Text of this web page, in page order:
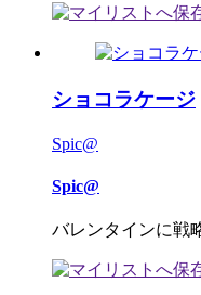
ショコラケージ
Spic@
Spic@
バレンタインに戦